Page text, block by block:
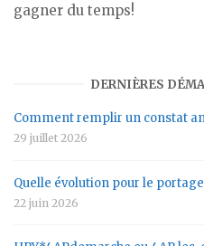
gagner du temps!
DERNIÈRES
Comment remplir un constat
29 juillet 2026
Quelle évolution pour le
22 juin 2026